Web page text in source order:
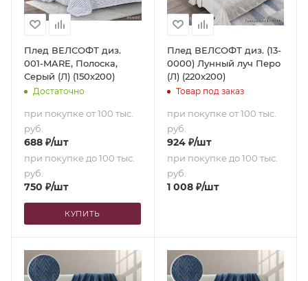
Плед ВЕЛСОФТ диз.
001-MARE, Полоска,
Серый (Л) (150х200)
Достаточно
при покупке от 100 тыс.
руб.
688 ₽/шт
при покупке до 100 тыс.
руб.
750 ₽/шт
КУПИТЬ
Плед ВЕЛСОФТ диз. (13-
0000) Лунный луч Перо
(Л) (220х200)
Товар под заказ
при покупке от 100 тыс.
руб.
924₽/шт
при покупке до 100 тыс.
руб.
1 008₽/шт